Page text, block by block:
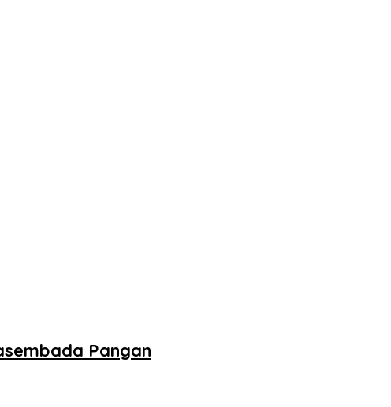
Pangan